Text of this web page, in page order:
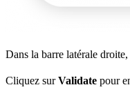
Dans la barre latérale
Cliquez surValidate pour